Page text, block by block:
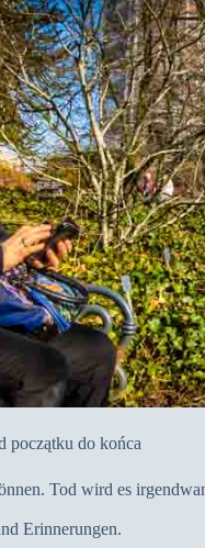
początku do końca
Tod wird es
Erinnerungen.